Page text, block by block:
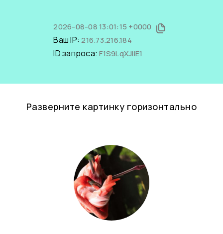
2026-08-08 13:01:15 +0000
Ваш IP:216.73.216.184
ID запроса:F1S9LqXJliE1
Разверните картинку горизонтально